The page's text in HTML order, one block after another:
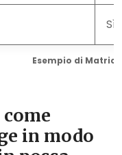
Esempio di
Sì
in modo